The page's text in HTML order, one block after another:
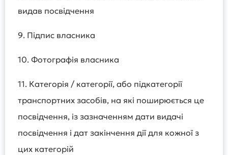
видав посвідчення
9. Підпис власника
10. Фотографія власника
11. Категорія / категорії, або підкатегорії
транспортних засобів, на які поширюється це
посвідчення, із зазначенням дати видачі
посвідчення і дат закінчення дії для кожної з
цих категорій